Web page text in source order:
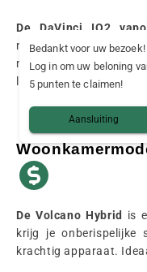
De DaVinci IQ2
nauwkeurige
materialen. Het is een
liefhebber.
De Volcano Hybrid
is
krijg je onberispelijke
krachtig apparaat.
Bedankt voor uw bezoek!
Log in om uw beloning
5 punten te claimen!
Aansluiting